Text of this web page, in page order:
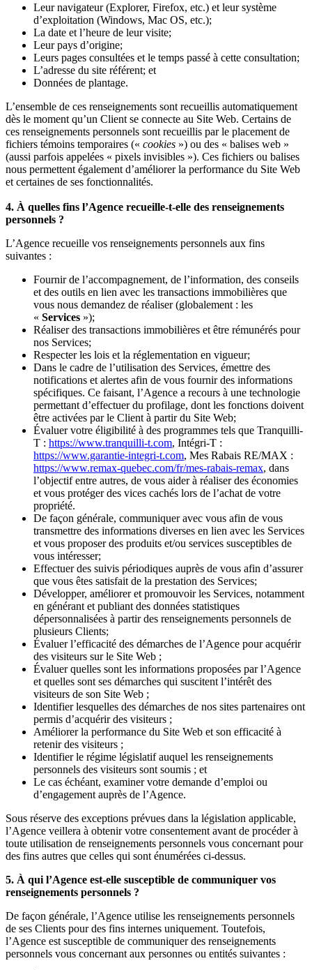
Leur navigateur (Explorer, Firefox, etc.) et leur système
d’exploitation (Windows, Mac OS, etc.);
La date et l’heure de leur visite;
Leur pays d’origine;
Leurs pages consultées et le temps passé à cette consultation;
L’adresse du site référent; et
Données de plantage.
L’ensemble de ces renseignements sont recueillis automatiquement
dès le moment qu’un Client se connecte au Site Web. Certains de
ces renseignements personnels sont recueillis par le placement de
fichiers témoins temporaires (« cookies ») ou des « balises web »
(aussi parfois appelées « pixels invisibles »). Ces fichiers ou balises
nous permettent également d’améliorer la performance du Site Web
et certaines de ses fonctionnalités.
4. À quelles fins l’Agence recueille-t-elle des renseignements
personnels ?
L’Agence recueille vos renseignements personnels aux fins
suivantes :
Fournir de l’accompagnement, de l’information, des conseils
et des outils en lien avec les transactions immobilières que
vous nous demandez de réaliser (globalement : les
« Services »);
Réaliser des transactions immobilières et être rémunérés pour
nos Services;
Respecter les lois et la réglementation en vigueur;
Dans le cadre de l’utilisation des Services, émettre des
notifications et alertes afin de vous fournir des informations
spécifiques. Ce faisant, l’Agence a recours à une technologie
permettant d’effectuer du profilage, dont les fonctions doivent
être activées par le Client à partir du Site Web;
Évaluer votre éligibilité à des programmes tels que Tranquilli-
T : https://www.tranquilli-t.com, Intégri-T :
https://www.garantie-integri-t.com, Mes Rabais RE/MAX :
https://www.remax-quebec.com/fr/mes-rabais-remax, dans
l’objectif entre autres, de vous aider à réaliser des économies
et vous protéger des vices cachés lors de l’achat de votre
propriété.
De façon générale, communiquer avec vous afin de vous
transmettre des informations diverses en lien avec les Services
et vous proposer des produits et/ou services susceptibles de
vous intéresser;
Effectuer des suivis périodiques auprès de vous afin d’assurer
que vous êtes satisfait de la prestation des Services;
Développer, améliorer et promouvoir les Services, notamment
en générant et publiant des données statistiques
dépersonnalisées à partir des renseignements personnels de
plusieurs Clients;
Évaluer l’efficacité des démarches de l’Agence pour acquérir
des visiteurs sur le Site Web ;
Évaluer quelles sont les informations proposées par l’Agence
et quelles sont ses démarches qui suscitent l’intérêt des
visiteurs de son Site Web ;
Identifier lesquelles des démarches de nos sites partenaires ont
permis d’acquérir des visiteurs ;
Améliorer la performance du Site Web et son efficacité à
retenir des visiteurs ;
Identifier le régime législatif auquel les renseignements
personnels des visiteurs sont soumis ; et
Le cas échéant, examiner votre demande d’emploi ou
d’engagement auprès de l’Agence.
Sous réserve des exceptions prévues dans la législation applicable,
l’Agence veillera à obtenir votre consentement avant de procéder à
toute utilisation de renseignements personnels vous concernant pour
des fins autres que celles qui sont énumérées ci-dessus.
5. À qui l’Agence est-elle susceptible de communiquer vos
renseignements personnels ?
De façon générale, l’Agence utilise les renseignements personnels
de ses Clients pour des fins internes uniquement. Toutefois,
l’Agence est susceptible de communiquer des renseignements
personnels vous concernant aux personnes ou entités suivantes :